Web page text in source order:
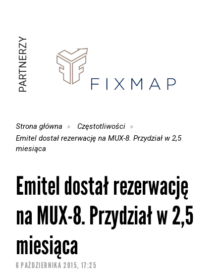
PARTNERZY
Strona główna
Częstotliwości
Emitel dostał rezerwację na MUX-8. Przydział w 2,5
miesiąca
Emitel dostał rezerwację
na MUX-8. Przydział w 2,5
miesiąca
6 PAŹDZIERNIKA 2015, 17:25